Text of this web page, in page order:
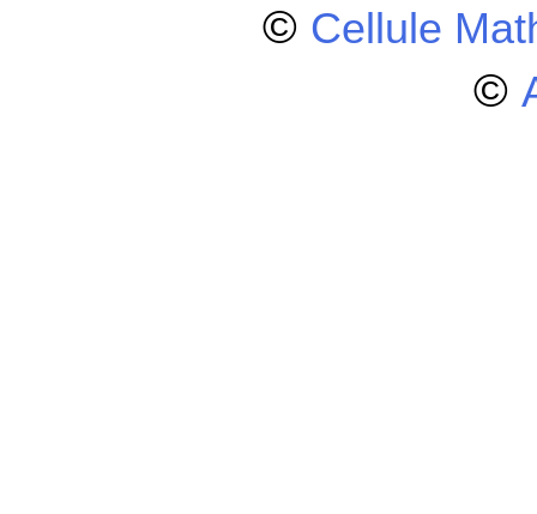
© Cellule
©